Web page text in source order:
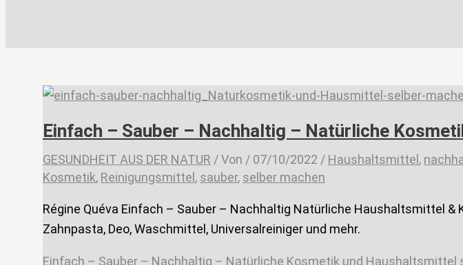
Einfach – Sauber – Nachhaltig – Natürliche
GESUNDHEIT AUS DER NATUR / Von / 07/10/2022 / Haushaltsmittel ,
Kosmetik, Reinigungsmittel , sauber, selber machen
Régine Quéva Einfach – Sauber – Nachhaltig Natürliche Haushaltsmittel &
Zahnpasta, Deo, Waschmittel, Universalreiniger und mehr.
Einfach – Sauber – Nachhaltig – Natürliche Kosmetik und Haushaltsmittel